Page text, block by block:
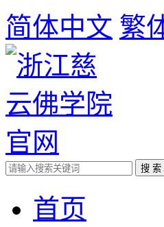
简体中文 繁
首页